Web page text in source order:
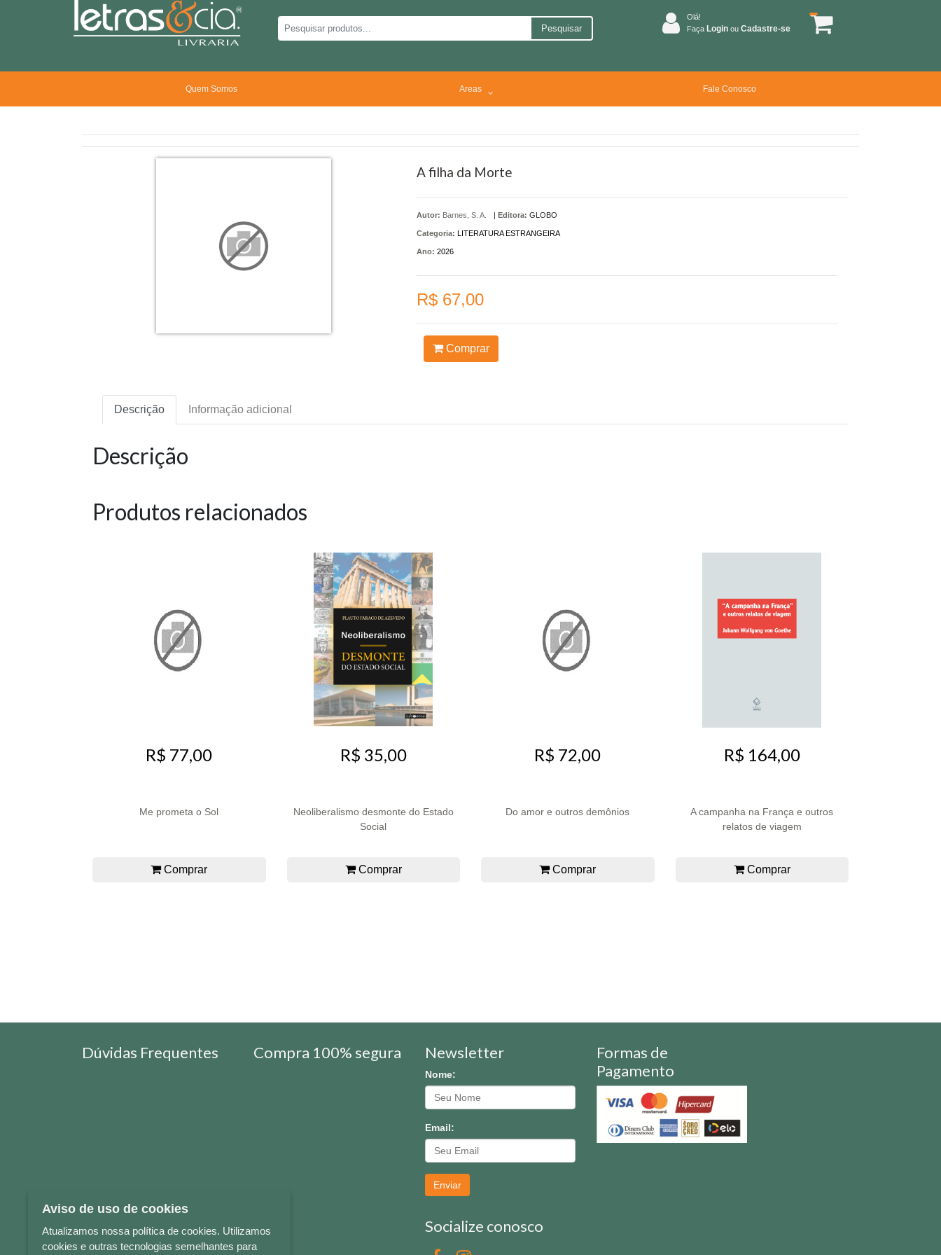
Pesquisar
Olá!
Faça Login ou Cadastre-se
Quem Somos Areas Fale Conosco
A filha da Morte
Autor: Barnes, S. A. | Editora: GLOBO
Categoria: LITERATURA ESTRANGEIRA
Ano: 2026
R$ 67,00
Comprar
Descrição Informação adicional
Descrição
Produtos relacionados
R$ 77,00
Me prometa o Sol
Comprar
R$ 35,00
Neoliberalismo desmonte do Estado
Social
Comprar
R$ 72,00
Do amor e outros demônios
Comprar
R$ 164,00
A campanha na França e outros
relatos de viagem
Comprar
Dúvidas Frequentes Compra 100% segura Newsletter
Nome:
Email:
Enviar
Socialize conosco
Formas de
Pagamento
Aviso de uso de cookies
Atualizamos nossa política de cookies. Utilizamos
cookies e outras tecnologias semelhantes para